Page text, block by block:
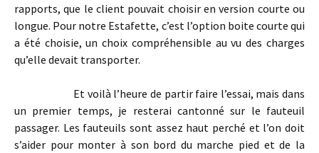
rapports, que le client pouvait choisir en version courte ou
longue. Pour notre Estafette, c’est l’option boite courte qui
a été choisie, un choix compréhensible au vu des charges
qu’elle devait transporter.
Et voilà l’heure de partir faire l’essai, mais dans
un premier temps, je resterai cantonné sur le fauteuil
passager. Les fauteuils sont assez haut perché et l’on doit
s’aider pour monter à son bord du marche pied et de la